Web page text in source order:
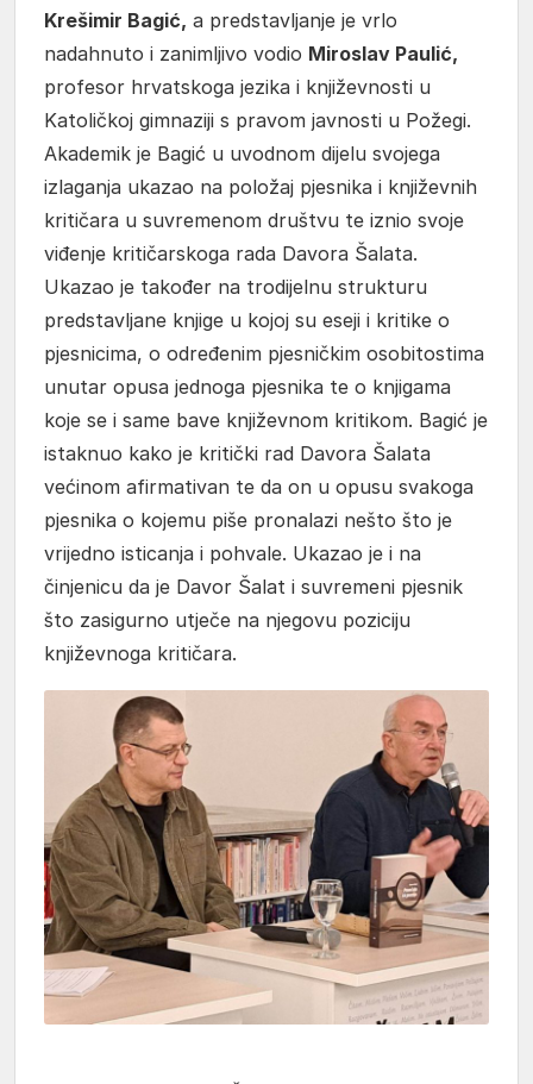
Krešimir Bagić, a predstavljanje je vrlo
nadahnuto i zanimljivo vodio Miroslav Paulić,
profesor hrvatskoga jezika i književnosti u
Katoličkoj gimnaziji s pravom javnosti u Požegi.
Akademik je Bagić u uvodnom dijelu svojega
izlaganja ukazao na položaj pjesnika i književnih
kritičara u suvremenom društvu te iznio svoje
viđenje kritičarskoga rada Davora Šalata.
Ukazao je također na trodijelnu strukturu
predstavljane knjige u kojoj su eseji i kritike o
pjesnicima, o određenim pjesničkim osobitostima
unutar opusa jednoga pjesnika te o knjigama
koje se i same bave književnom kritikom. Bagić je
istaknuo kako je kritički rad Davora Šalata
većinom afirmativan te da on u opusu svakoga
pjesnika o kojemu piše pronalazi nešto što je
vrijedno isticanja i pohvale. Ukazao je i na
činjenicu da je Davor Šalat i suvremeni pjesnik
što zasigurno utječe na njegovu poziciju
književnoga kritičara.